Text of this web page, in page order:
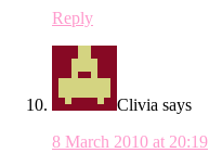
Reply
Clivia says
8 March 2010 at 20:19